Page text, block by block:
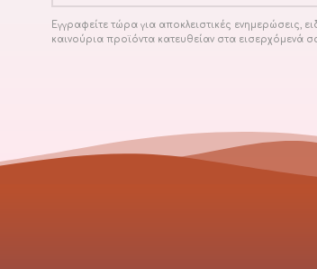
Εγγραφείτε τώρα για αποκλειστικές ενημερώσεις,
καινούρια προϊόντα κατευθείαν στα εισερχόμενά